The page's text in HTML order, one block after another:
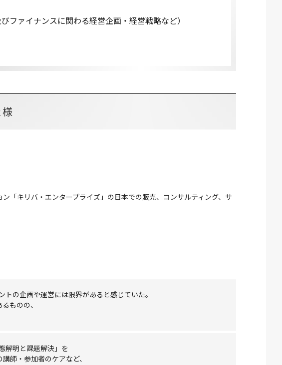
ファイナンスに関わる経営企画・経営戦略など）
「キリバ・エンタープライズ」の日本での販売、コンサルティング、サ
の企画や運営には限界があると感じていた。
ものの、
解明と課題解決」を
師・参加者のケアなど、